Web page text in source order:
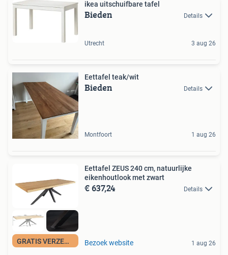
ikea uitschuifbare tafel
Bieden Details
Utrecht 3 aug 26
Eettafel teak/wit
Bieden Details
Montfoort 1 aug 26
GRATIS VERZENDING
Eettafel ZEUS 240 cm, natuurlijke
eikenhoutlook met zwart
€ 637,24 Details
Bezoek website 1 aug 26